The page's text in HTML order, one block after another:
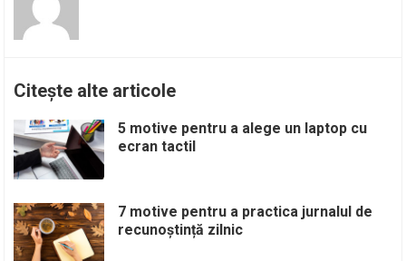
Citește alte articole
5 motive pentru a alege un laptop cu
ecran tactil
7 motive pentru a practica jurnalul de
recunoștință zilnic